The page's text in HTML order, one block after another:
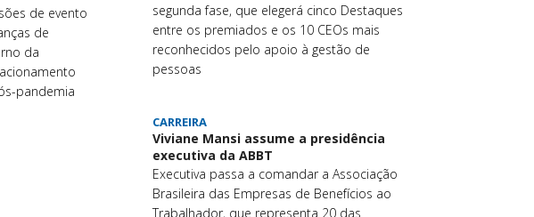
de evento
de
da
pandemia
segunda fase, que elegerá cinco Destaques
entre os premiados e os 10 CEOs mais
reconhecidos pelo apoio à gestão de
pessoas
CARREIRA
Viviane Mansi assume a presidência
executiva da ABBT
Executiva passa a comandar a Associação
Brasileira das Empresas de Benefícios ao
Trabalhador, que representa 20 das